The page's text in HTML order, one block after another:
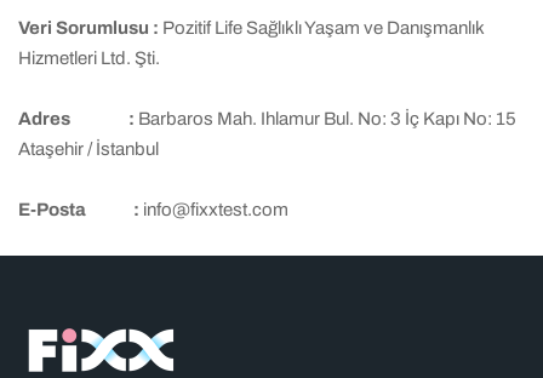
Veri Sorumlusu : Pozitif Life Sağlıklı Yaşam ve Danışmanlık
Hizmetleri Ltd. Şti.
Adres : Barbaros Mah. Ihlamur Bul. No: 3 İç Kapı No: 15
Ataşehir / İstanbul
E-Posta : info@fixxtest.com